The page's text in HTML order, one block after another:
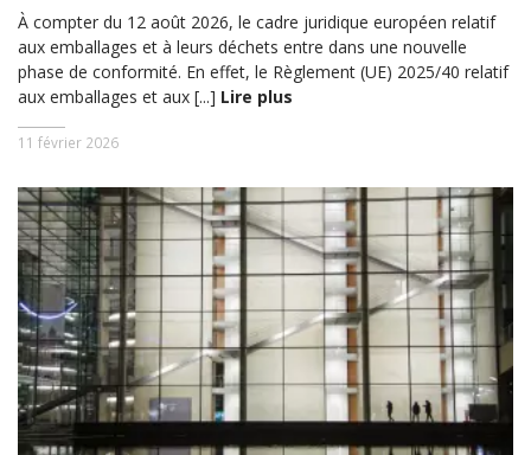
À compter du 12 août 2026, le cadre juridique européen relatif
aux emballages et à leurs déchets entre dans une nouvelle
phase de conformité. En effet, le Règlement (UE) 2025/40 relatif
aux emballages et aux [...] Lire plus
11 février 2026